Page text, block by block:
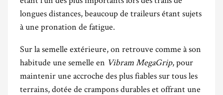
longues distances, beaucoup de traileurs étant sujets
à une pronation de fatigue.
Sur la semelle extérieure, on retrouve comme à son
habitude une semelle en Vibram MegaGrip, pour
maintenir une accroche des plus fiables sur tous les
terrains, dotée de crampons durables et offrant une